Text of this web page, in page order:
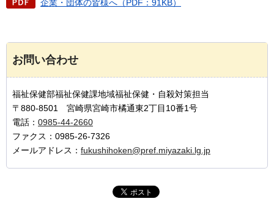
企業・団体の皆様へ（PDF：91KB）
お問い合わせ
福祉保健部福祉保健課地域福祉保健・自殺対策担当
〒880-8501 宮崎県宮崎市橘通東2丁目10番1号
電話： 0985-44-2660
ファクス：0985-26-7326
メールアドレス： fukushihoken@pref.miyazaki.lg.jp